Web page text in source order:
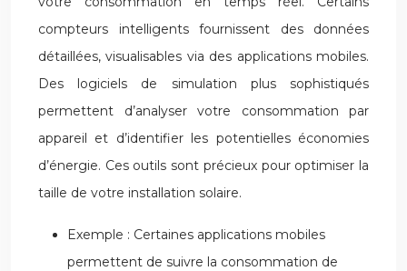
compteurs intelligents fournissent des données
détaillées, visualisables via des applications mobiles.
Des logiciels de simulation plus sophistiqués
permettent d’analyser votre consommation par
appareil et d’identifier les potentielles économies
d’énergie. Ces outils sont précieux pour optimiser la
taille de votre installation solaire.
Exemple : Certaines applications mobiles
permettent de suivre la consommation de